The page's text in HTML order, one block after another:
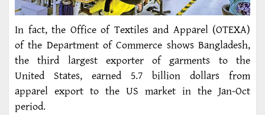
In fact, the Office of Textiles and Apparel (OTEXA)
of the Department of Commerce shows Bangladesh,
the third largest exporter of garments to the
United States, earned 5.7 billion dollars from
apparel export to the US market in the Jan-Oct
period.